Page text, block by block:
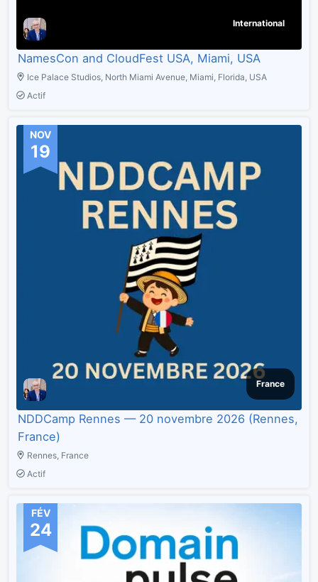
International
NamesCon and CloudFest USA, Miami, USA
Ice Palace Studios, North Miami Avenue, Miami, Florida, USA
Actif
NOV
19
France
NDDCamp Rennes — 20 novembre 2026 (Rennes,
France)
Rennes, France
Actif
FÉV
24